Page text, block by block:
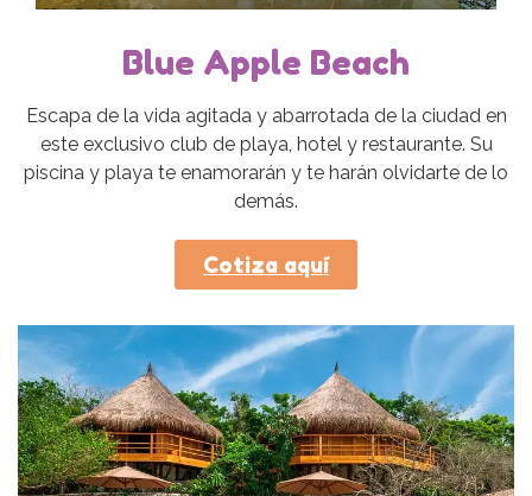
Blue Apple Beach
Escapa de la vida agitada y abarrotada de la ciudad en
este exclusivo club de playa, hotel y restaurante. Su
piscina y playa te enamorarán y te harán olvidarte de lo
demás.
Cotiza aquí